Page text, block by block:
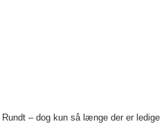
– dog kun så længe der er ledige